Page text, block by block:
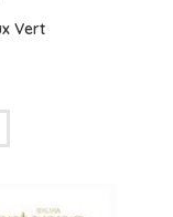
Vert